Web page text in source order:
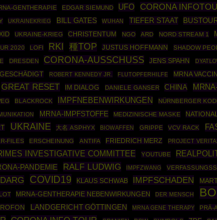
GENTHERAPIE EDGAR SIEMUND UFO CORONA
UKRAINEKRIEG BILL GATES WUHAN TIEFER STAAT
UKRAINE-KRIEG CHRISTENTUM NGO ARD NORD STREAM 1
2020 LOFI RKI 種TOP JUSTUS HOFFMANN SHADOW
DRESDEN CORONA-AUSSCHUSS JENS SPAHN
GESCHÄDIGT ROBERT KENNEDY JR. FLUTOPFERHILFE MRNA
GREAT RESET IM DIALOG DANIELE GANSER CHINA
BLACKROCK IMPFNEBENWIRKUNGEN NÜRNBERGER
MRNA-IMPFSTOFFE MEDIZINISCHE MASKE
UKRAINE 大名 ASPHYX BIOWAFFEN GRIPPE VCV RACK
FILES ERSCHEINUNG ANTIFA FRIEDRICH MERZ PROJECT
INVESTIGATIVE COMMITTEE YOUTUBE
PANDEMIE RALF LUDWIG IMPFZWANG
COVID19 KLAUS SCHWAB IMPFSCHADEN
MRNA-GENTHERAPIE NEBENWIRKUNGEN DER MENSCH
LANDGERICHT GÖTTINGEN MRNA GENE THERAPY PRÄ-